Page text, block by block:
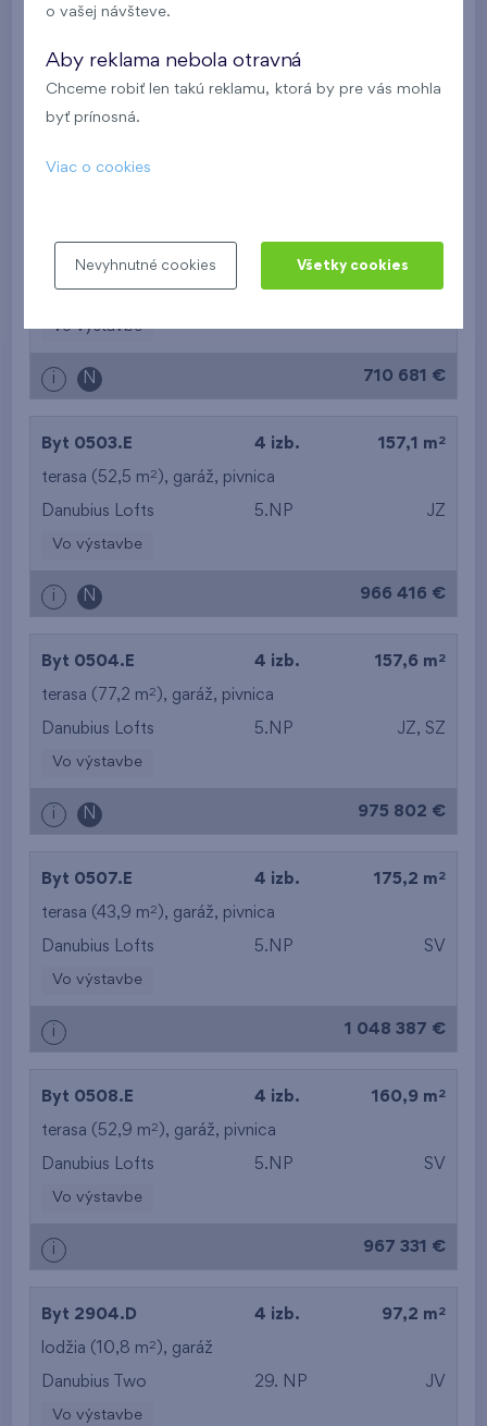
Apartmán 0417A.E
Danubius Lofts
Vo výstavbe
i
lodžia (10,8 m 2 ),garáž
Danubius Two 28. NP SZ
Vo výstavbe
i N 710 681 €
Byt 0503.E 4 izb. 157,1 m 2
terasa (52,5 m2 ), garáž, pivnica
Danubius Lofts 5.NP JZ
Vo výstavbe
i N 966 416 €
Byt 0504.E 4 izb. 157,6 m 2
terasa (77,2 m2 ), garáž, pivnica
Danubius Lofts 5.NP JZ, SZ
Vo výstavbe
i N 975 802 €
Byt 0507.E 4 izb. 175,2 m 2
terasa (43,9 m2 ), garáž, pivnica
Danubius Lofts 5.NP SV
Vo výstavbe
i 1 048 387 €
Byt 0508.E 4 izb. 160,9 m 2
terasa (52,9 m2 ), garáž, pivnica
Danubius Lofts 5.NP SV
Vo výstavbe
i 967 331 €
Byt 2904.D 4 izb. 97,2 m 2
lodžia (10,8 m2 ), garáž
Danubius Two 29. NP JV
Vo výstavbe
o vašej návšteve.
Aby reklama nebola otravná
Chceme robiť len takú reklamu, ktorá by pre vás mohla
byť prínosná.
Viac o cookies
Nevyhnutné cookies Všetky cookies